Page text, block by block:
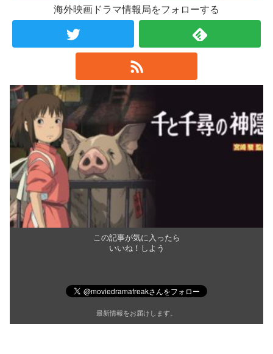
海外映画ドラマ情報局をフォローする
この記事が気に入ったら
いいね！しよう
最新情報をお届けします。